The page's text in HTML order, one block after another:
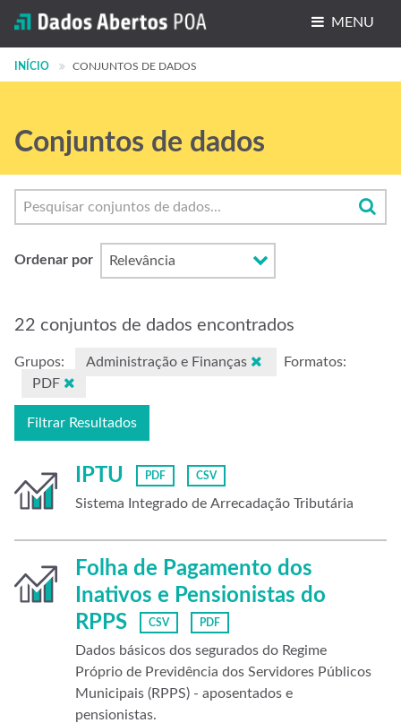
MENU
Conjuntos de dados
Grupos
Sobre
INÍCIO CONJUNTOS DE DADOS
Conjuntos de dados
Ordenar por
22 conjuntos de dados encontrados
Grupos: Administração e Finanças
Formatos:
PDF
Filtrar Resultados
IPTU PDF CSV
Sistema Integrado de Arrecadação Tributária
Folha de Pagamento dos
Inativos e Pensionistas do
RPPS
CSV PDF
Dados básicos dos segurados do Regime
Próprio de Previdência dos Servidores Públicos
Municipais (RPPS) - aposentados e
pensionistas.